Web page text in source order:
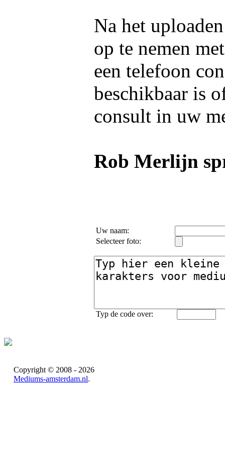
Na het
op te nemen
een telefoon
beschikbaar is
consult in uw
Rob Merlijn
Uw naam:
Selecteer foto:
Typ de code over:
Copyright © 2008 - 2026
Mediums-amsterdam.nl.